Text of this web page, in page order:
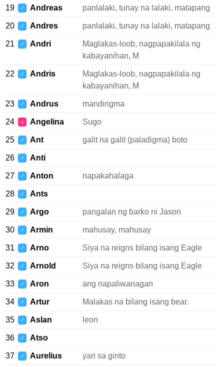
19 ♂ Andreas panlalaki, tunay na lalaki, matapang
20 ♂ Andres panlalaki, tunay na lalaki, matapang
21 ♂ Andri
Maglakas-loob, nagpapakilala ng
kabayanihan, M
22 ♂ Andris
Maglakas-loob, nagpapakilala ng
kabayanihan, M
23 ♂ Andrus mandirigma
24 ♀ Angelina Sugo
25 ♂ Ant galit na galit (paladigma) boto
26 ♂ Anti
27 ♂ Anton napakahalaga
28 ♂ Ants
29 ♂ Argo pangalan ng barko ni Jason
30 ♂ Armin mahusay, mahusay
31 ♂ Arno Siya na reigns bilang isang Eagle
32 ♂ Arnold Siya na reigns bilang isang Eagle
33 ♂ Aron ang napaliwanagan
34 ♂ Artur Malakas na bilang isang bear.
35 ♂ Aslan leon
36 ♂ Atso
37 ♂ Aurelius yari sa ginto